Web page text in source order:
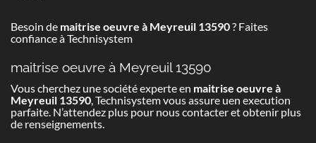
Besoin de maitrise oeuvre à Meyreuil 13590? Faites
confiance à Technisystem
maitrise oeuvre à Meyreuil 13590
Vous cherchez une société experte en maitrise oeuvre à
Meyreuil 13590, Technisystem vous assure uen execution
parfaite. N’attendez plus pour nous contacter et obtenir plus
de renseignements.